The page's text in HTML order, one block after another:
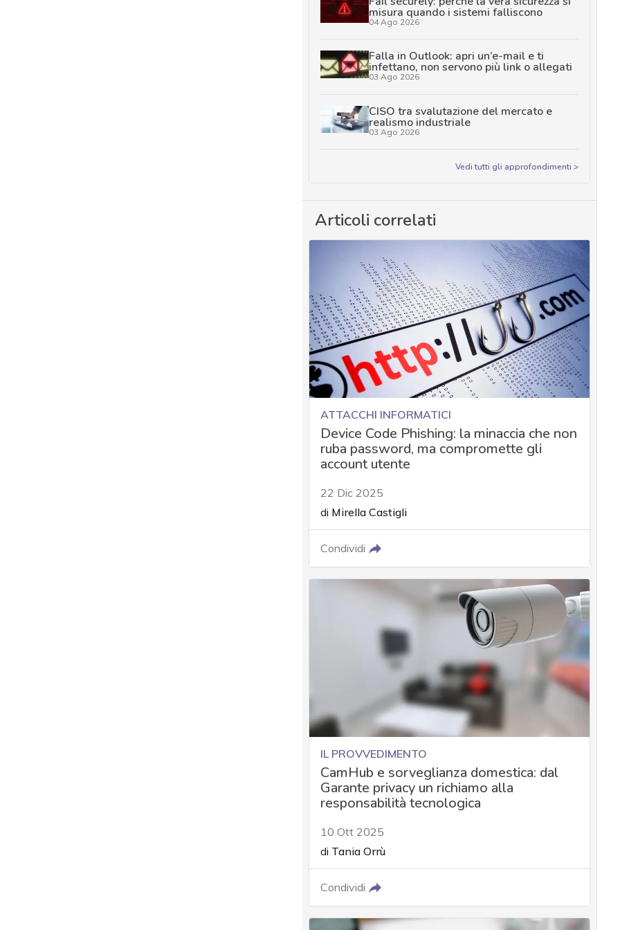
misura quando i sistemi falliscono
04 Ago 2026
Falla in Outlook: apri un’e-mail e ti
infettano, non servono più link o allegati
03 Ago 2026
CISO tra svalutazione del mercato e
realismo industriale
03 Ago 2026
Vedi tutti gli approfondimenti >
Articoli correlati
ATTACCHI INFORMATICI
Device Code Phishing: la minaccia che non
ruba password, ma compromette gli
account utente
22 Dic 2025
di Mirella Castigli
Condividi
IL PROVVEDIMENTO
CamHub e sorveglianza domestica: dal
Garante privacy un richiamo alla
responsabilità tecnologica
10 Ott 2025
di Tania Orrù
Condividi